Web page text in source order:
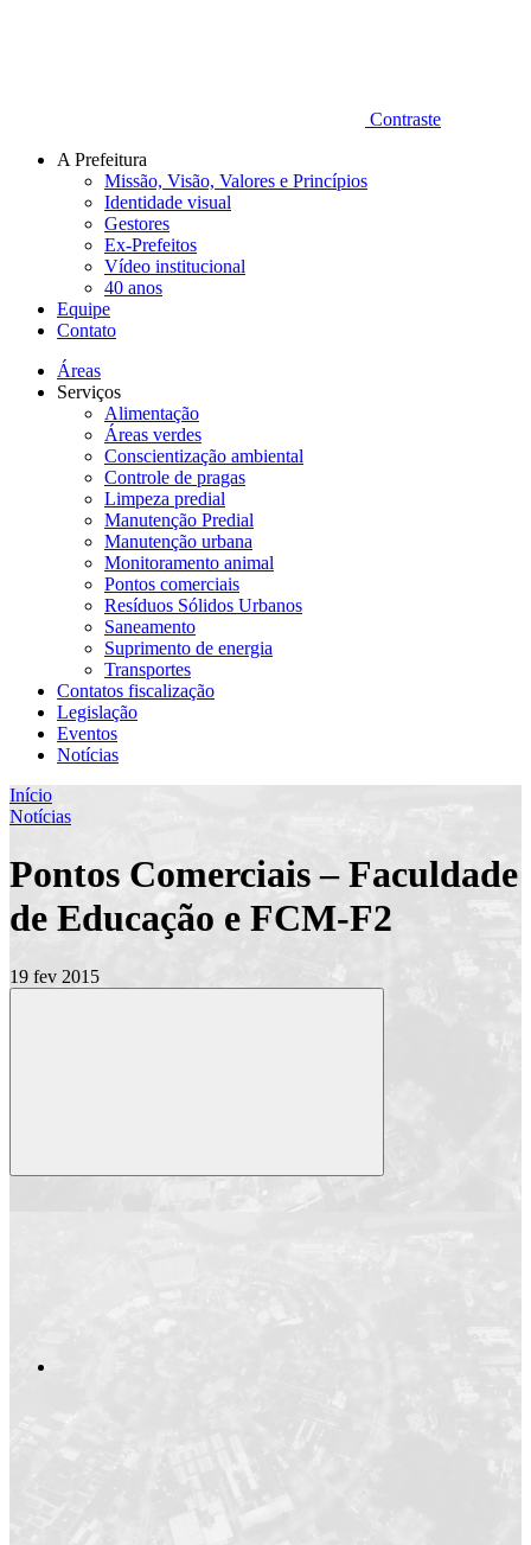
Contraste
A Prefeitura
Missão, Visão, Valores e Princípios
Identidade visual
Gestores
Ex-Prefeitos
Vídeo institucional
40 anos
Equipe
Contato
Áreas
Serviços
Alimentação
Áreas verdes
Conscientização ambiental
Controle de pragas
Limpeza predial
Manutenção Predial
Manutenção urbana
Monitoramento animal
Pontos comerciais
Resíduos Sólidos Urbanos
Saneamento
Suprimento de energia
Transportes
Contatos fiscalização
Legislação
Eventos
Notícias
Início
Notícias
Pontos Comerciais – Faculdade
de Educação e FCM-F2
19 fev 2015
Compartilhar